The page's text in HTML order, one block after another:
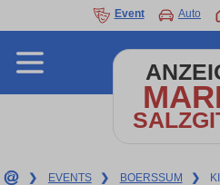
Event Auto
❯ EVENTS ❯ BOERSSUM ❯